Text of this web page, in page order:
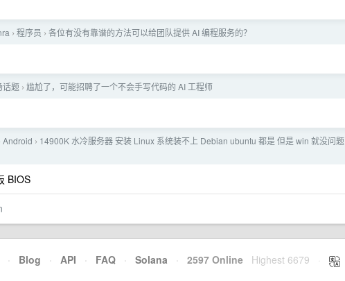
› 程序员 › 各位有没有靠谱的方法可以给团队提供 AI 编程服务的？
话题 › 尴尬了，可能招聘了一个不会手写代码的 AI 工程师
Android › 14900K 水冷服务器 安装 Linux 系统装不上 Debian ubuntu 都是 但是 win 就没问题
BIOS
· Blog · API · FAQ · Solana · 2597 Online Highest 6679